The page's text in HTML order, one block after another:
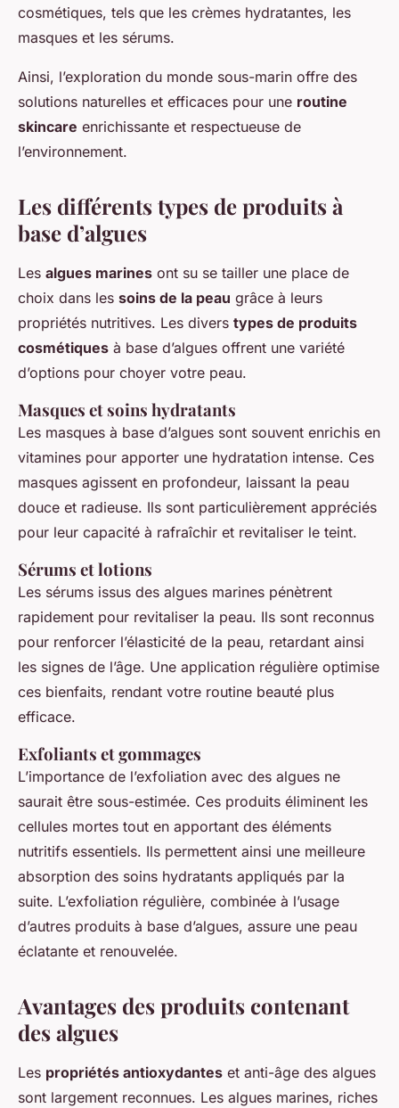
cosmétiques, tels que les crèmes hydratantes, les
masques et les sérums.
Ainsi, l’exploration du monde sous-marin offre des
solutions naturelles et efficaces pour une routine
skincare enrichissante et respectueuse de
l’environnement.
Les différents types de produits à
base d’algues
Les algues marines ont su se tailler une place de
choix dans les soins de la peau grâce à leurs
propriétés nutritives. Les divers types de produits
cosmétiques à base d’algues offrent une variété
d’options pour choyer votre peau.
Masques et soins hydratants
Les masques à base d’algues sont souvent enrichis en
vitamines pour apporter une hydratation intense. Ces
masques agissent en profondeur, laissant la peau
douce et radieuse. Ils sont particulièrement appréciés
pour leur capacité à rafraîchir et revitaliser le teint.
Sérums et lotions
Les sérums issus des algues marines pénètrent
rapidement pour revitaliser la peau. Ils sont reconnus
pour renforcer l’élasticité de la peau, retardant ainsi
les signes de l’âge. Une application régulière optimise
ces bienfaits, rendant votre routine beauté plus
efficace.
Exfoliants et gommages
L’importance de l’exfoliation avec des algues ne
saurait être sous-estimée. Ces produits éliminent les
cellules mortes tout en apportant des éléments
nutritifs essentiels. Ils permettent ainsi une meilleure
absorption des soins hydratants appliqués par la
suite. L’exfoliation régulière, combinée à l’usage
d’autres produits à base d’algues, assure une peau
éclatante et renouvelée.
Avantages des produits contenant
des algues
Les propriétés antioxydantes et anti-âge des algues
sont largement reconnues. Les algues marines, riches